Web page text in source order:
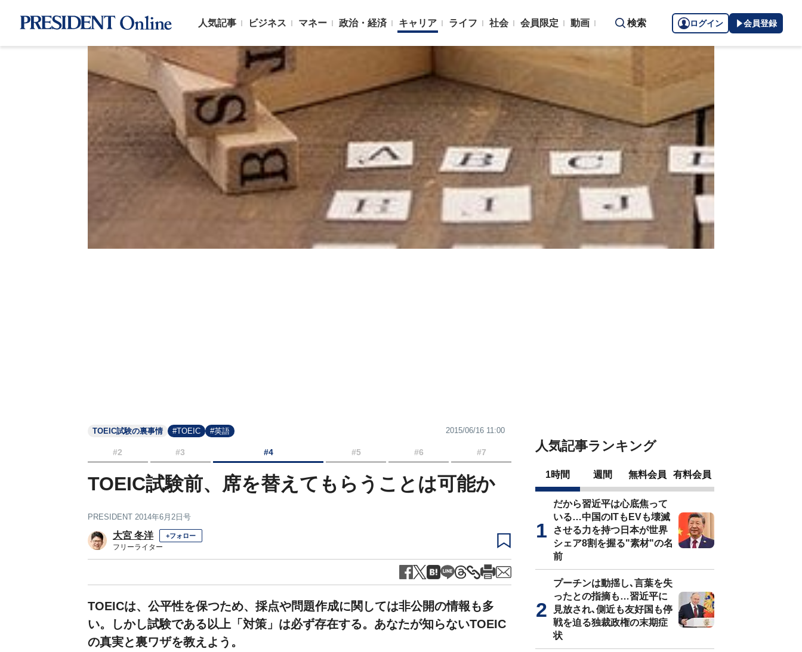
人気記事 ビジネス マネー 政治・経済 キャリア ライフ 社会 会員限定 動画 検索 ログイン 会員登録
TOEIC試験の裏事情 #TOEIC #英語 2015/06/16 11:00
#2 #3 #4 #5 #6 #7
TOEIC試験前、席を替えてもらうことは可能か
PRESIDENT 2014年6月2日号
大宮 冬洋 +フォロー
フリーライター
TOEICは、公平性を保つため、採点や問題作成に関しては非公開の情報も多
い。しかし試験である以上「対策」は必ず存在する。あなたが知らないTOEIC
の真実と裏ワザを教えよう。
人気記事ランキング
1時間 週間 無料会員 有料会員
だから習近平は心底焦って
いる…中国のITもEVも壊滅
させる力を持つ日本が世界
シェア8割を握る"素材"の名
前
プーチンは動揺し､言葉を失
ったとの指摘も…習近平に
見放され､側近も友好国も停
戦を迫る独裁政権の末期症
状